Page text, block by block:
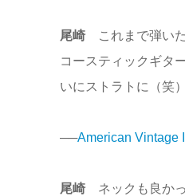
尾崎これまで弾いた
コースティックギタ
いにストラトに（笑）
──American Vintage
尾崎ネックも良かっ